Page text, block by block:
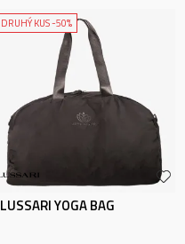
DRUHÝ KUS -50%
LUSSARI YOGA BAG